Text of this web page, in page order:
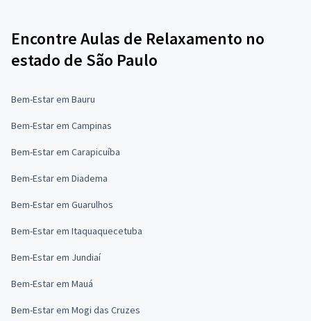
Encontre Aulas de Relaxamento no
estado de São Paulo
Bem-Estar em Bauru
Bem-Estar em Campinas
Bem-Estar em Carapicuíba
Bem-Estar em Diadema
Bem-Estar em Guarulhos
Bem-Estar em Itaquaquecetuba
Bem-Estar em Jundiaí
Bem-Estar em Mauá
Bem-Estar em Mogi das Cruzes